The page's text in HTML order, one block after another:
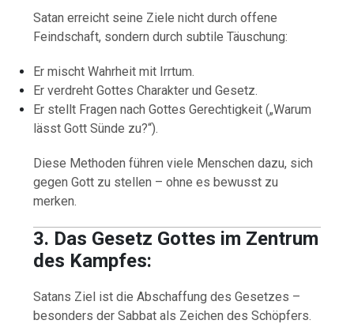
Satan erreicht seine Ziele nicht durch offene
Feindschaft, sondern durch subtile Täuschung:
Er mischt Wahrheit mit Irrtum.
Er verdreht Gottes Charakter und Gesetz.
Er stellt Fragen nach Gottes Gerechtigkeit („Warum
lässt Gott Sünde zu?“).
Diese Methoden führen viele Menschen dazu, sich
gegen Gott zu stellen – ohne es bewusst zu
merken.
3. Das Gesetz Gottes im Zentrum
des Kampfes:
Satans Ziel ist die Abschaffung des Gesetzes –
besonders der Sabbat als Zeichen des Schöpfers.